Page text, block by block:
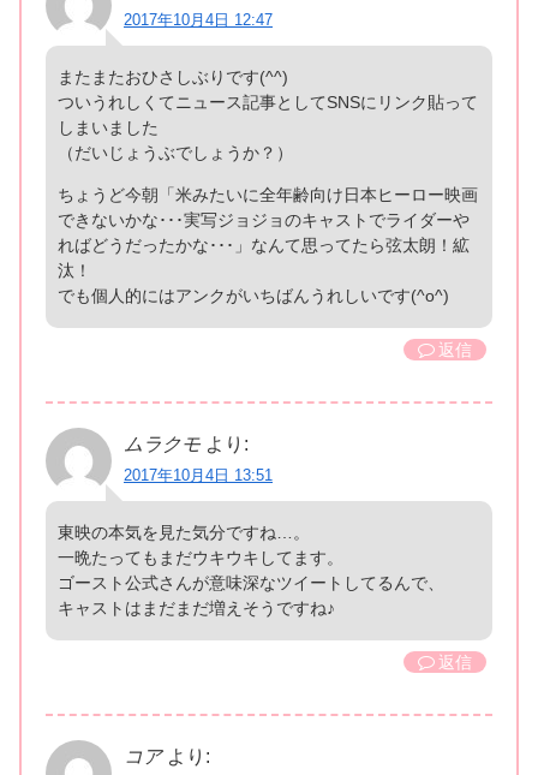
2017年10月4日 12:47
またまたおひさしぶりです(^^)
ついうれしくてニュース記事としてSNSにリンク貼って
しまいました
（だいじょうぶでしょうか？）
ちょうど今朝「米みたいに全年齢向け日本ヒーロー映画
できないかな･･･実写ジョジョのキャストでライダーや
ればどうだったかな･･･」なんて思ってたら弦太朗！絋
汰！
でも個人的にはアンクがいちばんうれしいです(^o^)
返信
ムラクモ より:
2017年10月4日 13:51
東映の本気を見た気分ですね…。
一晩たってもまだウキウキしてます。
ゴースト公式さんが意味深なツイートしてるんで、
キャストはまだまだ増えそうですね♪
返信
コア より: